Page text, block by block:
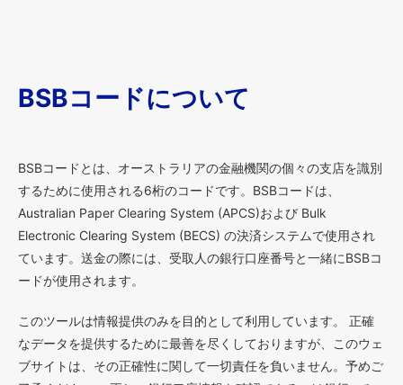
BSBコードについて
BSBコードとは、オーストラリアの金融機関の個々の支店を識別
するために使用される6桁のコードです。BSBコードは、
Australian Paper Clearing System (APCS)および Bulk
Electronic Clearing System (BECS) の決済システムで使用され
ています。送金の際には、受取人の銀行口座番号と一緒にBSBコ
ードが使用されます。
このツールは情報提供のみを目的として利用しています。 正確
なデータを提供するために最善を尽くしておりますが、このウェ
ブサイトは、その正確性に関して一切責任を負いません。予めご